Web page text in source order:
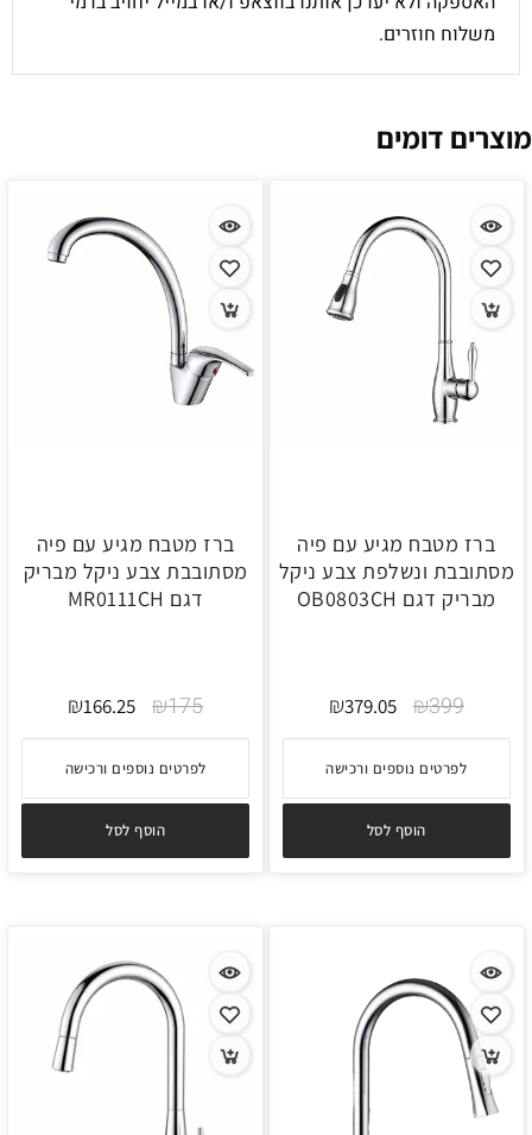
משלוח חוזרים.
מוצרים דומים
ברז מטבח מגיע עם פיה
מסתובבת ונשלפת צבע ניקל
מבריק דגם OB0803CH
₪399
₪379.05
לפרטים נוספים ורכישה
הוסף לסל
ברז מטבח מגיע עם פיה
מסתובבת צבע ניקל מבריק
דגם MR0111CH
₪175
₪166.25
לפרטים נוספים ורכישה
הוסף לסל